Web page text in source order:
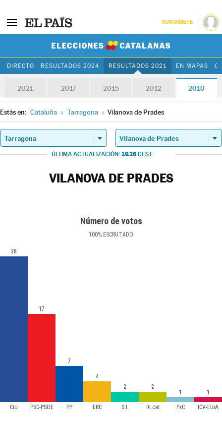
SUSCRÍBETE
DIRECTO RESULTADOS 2024 RESULTADOS 2021 EN MAPAS
2021 2017 2015 2012 2010
Estás en: Cataluña » Tarragona » Vilanova de Prades
ÚLTIMA ACTUALIZACIÓN: 19.26 CEST
VILANOVA DE PRADES
Número de votos
100% ESCRUTADO
CiU PSC-PSOE PP ERC S.I. RI.cat PxC ICV-EUiA
28
17
7
4
2
2
1 1